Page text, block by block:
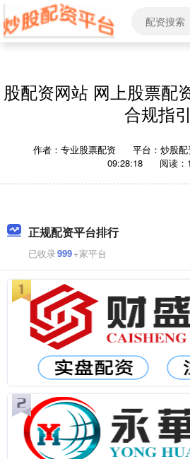
股配资网站 网上股票配
合规指引
作者：专业股票配资 平台：炒股
09:28:18
阅读：
正规配资平台排行
已收录999+家平台